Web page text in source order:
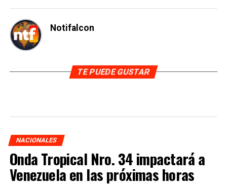
Notifalcon
TE PUEDE GUSTAR
NACIONALES
Onda Tropical Nro. 34 impactará a
Venezuela en las próximas horas